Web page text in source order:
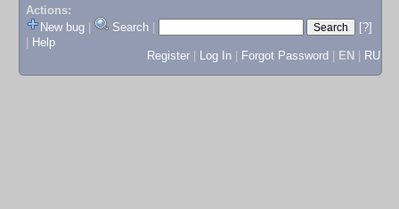
Actions:
New bug
Search
[?]
Help
Register
Log In Forgot Password EN RU